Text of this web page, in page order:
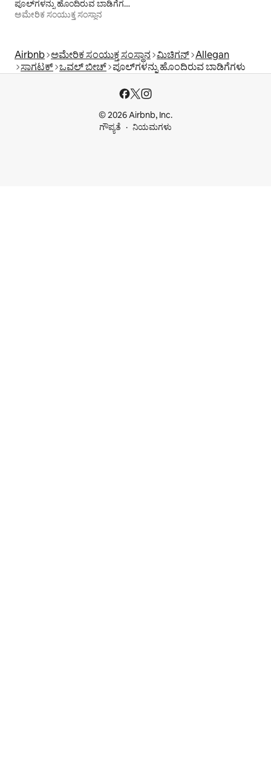
ಪೂಲ್‍ಗಳನ್ನು ಹೊಂದಿರುವ ಬಾಡಿಗೆಗಳು
ಅಮೇರಿಕ ಸಂಯುಕ್ತ ಸಂಸ್ಥಾನ
Airbnb ಅಮೇರಿಕ ಸಂಯುಕ್ತ ಸಂಸ್ಥಾನ ಮಿಚಿಗನ್ Allegan
ಸಾಗಟಕ್ ಒವಲ್ ಬೀಚ್ ಪೂಲ್‍ಗಳನ್ನು ಹೊಂದಿರುವ ಬಾಡಿಗೆಗಳು
© 2026 Airbnb, Inc.
ಗೌಪ್ಯತೆ
ನಿಯಮಗಳು